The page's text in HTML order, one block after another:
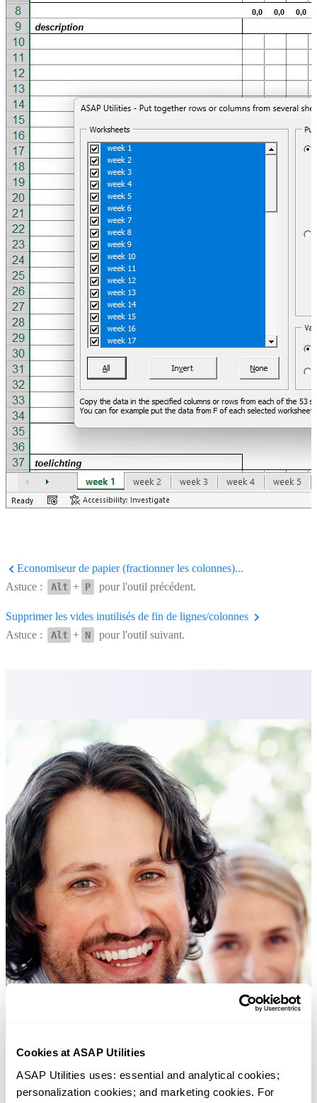
Cookies at ASAP Utilities
ASAP Utilities uses: essential and analytical cookies;
personalization cookies; and marketing cookies. For
Economiseur de papier (fractionner les colonnes)...
Astuce :
Alt + P pour l'outil précédent.
Supprimer les vides inutilisés de fin de lignes/colonnes
Astuce :
Alt + N pour l'outil suivant.